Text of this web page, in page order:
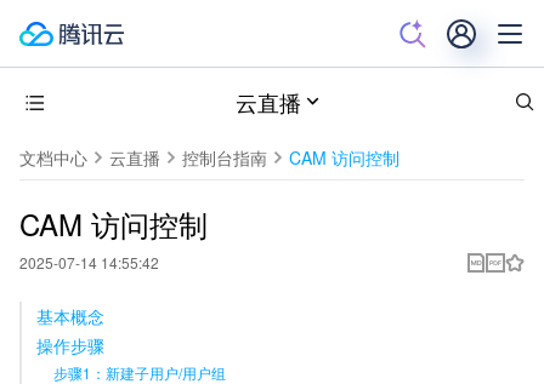
云直播
文档中心 云直播 控制台指南 CAM 访问控制
CAM 访问控制
2025-07-14 14:55:42
基本概念
操作步骤
步骤1：新建子用户/用户组